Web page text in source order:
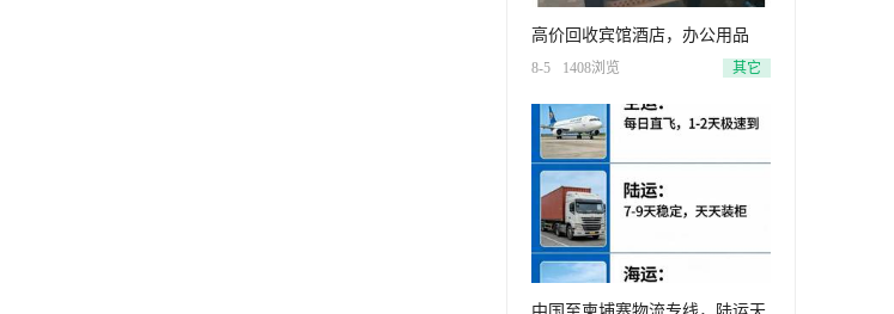
高价回收宾馆酒店，办公用品
8-5 1408浏览 其它